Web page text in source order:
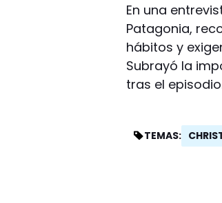
En una
Patagonia,
hábitos y
Subrayó la
tras el
TEMAS: